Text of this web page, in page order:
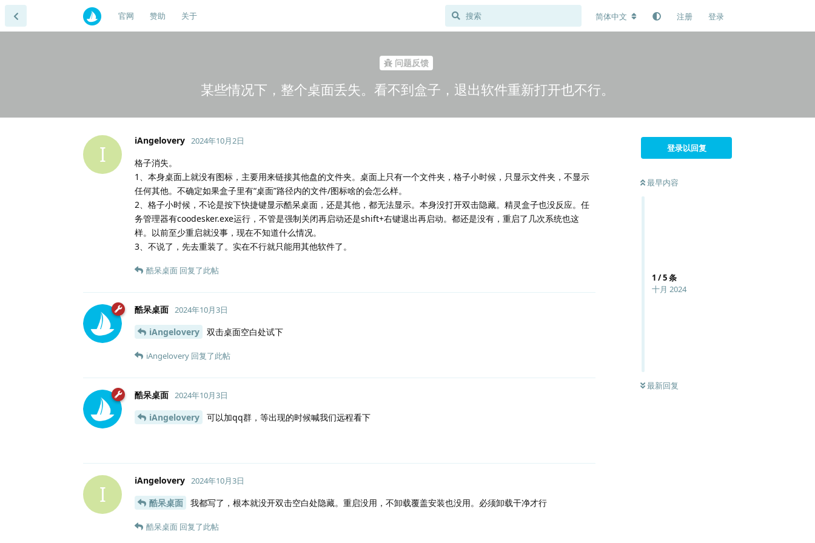
官网 赞助 关于 简体中文 注册 登录
问题反馈
某些情况下，整个桌面丢失。看不到盒子，退出软件重新打开也不行。
登录以回复
最早内容
1 /5条
十月 2024
最新回复
I
iAngelovery 2024年10月2日
格子消失。
1、本身桌面上就没有图标，主要用来链接其他盘的文件夹。桌面上只有一个文件夹，格子小时候，只显示文件夹，不显示
任何其他。不确定如果盒子里有“桌面”路径内的文件/图标啥的会怎么样。
2、格子小时候，不论是按下快捷键显示酷呆桌面，还是其他，都无法显示。本身没打开双击隐藏。精灵盒子也没反应。任
务管理器有coodesker.exe运行，不管是强制关闭再启动还是shift+右键退出再启动。都还是没有，重启了几次系统也这
样。以前至少重启就没事，现在不知道什么情况。
3、不说了，先去重装了。实在不行就只能用其他软件了。
酷呆桌面 回复了此帖
酷呆桌面 2024年10月3日
iAngelovery 双击桌面空白处试下
iAngelovery 回复了此帖
酷呆桌面 2024年10月3日
iAngelovery 可以加qq群，等出现的时候喊我们远程看下
I
iAngelovery 2024年10月3日
酷呆桌面 我都写了，根本就没开双击空白处隐藏。重启没用，不卸载覆盖安装也没用。必须卸载干净才行
酷呆桌面 回复了此帖